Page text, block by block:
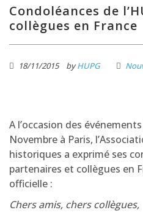
Condoléances de
collègues en France
18/11/2015 byHUPG
A l’occasion des
Novembre à Paris,
historiques a exprimé ses
partenaires et collègues en
officielle :
Chers amis, chers collègues,